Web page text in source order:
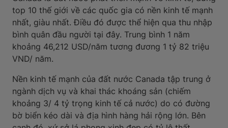
top 10 thế giới về các quốc gia có nền kinh tế mạnh
nhất, giàu nhất. Điều đó được thể hiện qua thu nhập
bình quân đầu người tại đây. Trung bình 1 năm
khoảng 46,212 USD/năm tương đương 1 tỷ 82 triệu
VND/ năm.
Nền kinh tế mạnh của đất nước Canada tập trung ở
ngành dịch vụ và khai thác khoáng sản (chiếm
khoảng 3/ 4 tỷ trọng kinh tế cả nước) do có đường
bờ biển kéo dài và địa hình hàng hải rộng lớn. Bên